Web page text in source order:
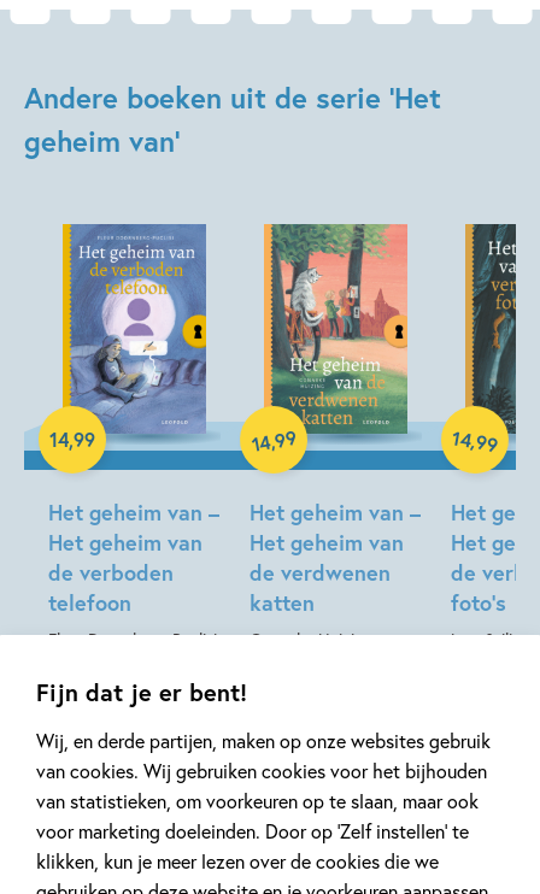
Fijn dat je er bent!
Wij, en derde partijen, maken op onze websites gebruik
van cookies. Wij gebruiken cookies voor het bijhouden
van statistieken, om voorkeuren op te slaan, maar ook
voor marketing doeleinden. Door op ‘Zelf instellen’ te
klikken, kun je meer lezen over de cookies die we
Andere boeken uit de serie 'Het
geheim van'
Het geheim van –
Het geheim van
de verboden
telefoon
Fleur Doornberg-Puglisi,
& ilia
14,99
Hardcover
Het geheim van –
Het geheim van
de verdwenen
katten
Gonneke Huizing,
14,99
Hardcover
Het
Het
de
foto’s
ivan & ilia,
14,99
Hardcover
Meer over deze serie